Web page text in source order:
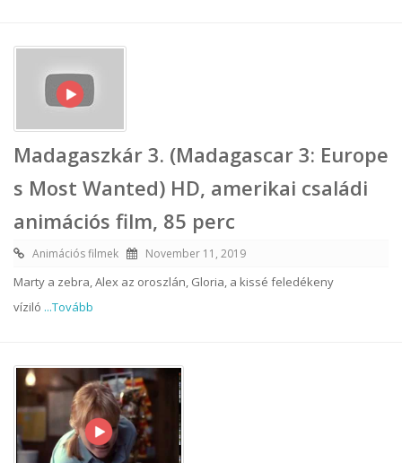
Madagaszkár 3. (Madagascar 3: Europe
s Most Wanted) HD, amerikai családi
animációs film, 85 perc
Animációs filmek November 11, 2019
Marty a zebra, Alex az oroszlán, Gloria, a kissé feledékeny
víziló ...Tovább